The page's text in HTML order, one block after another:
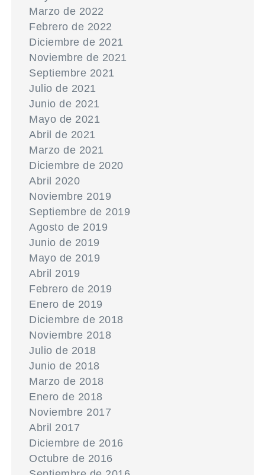
Marzo de 2022
Febrero de 2022
Diciembre de 2021
Noviembre de 2021
Septiembre 2021
Julio de 2021
Junio de 2021
Mayo de 2021
Abril de 2021
Marzo de 2021
Diciembre de 2020
Abril 2020
Noviembre 2019
Septiembre de 2019
Agosto de 2019
Junio de 2019
Mayo de 2019
Abril 2019
Febrero de 2019
Enero de 2019
Diciembre de 2018
Noviembre 2018
Julio de 2018
Junio de 2018
Marzo de 2018
Enero de 2018
Noviembre 2017
Abril 2017
Diciembre de 2016
Octubre de 2016